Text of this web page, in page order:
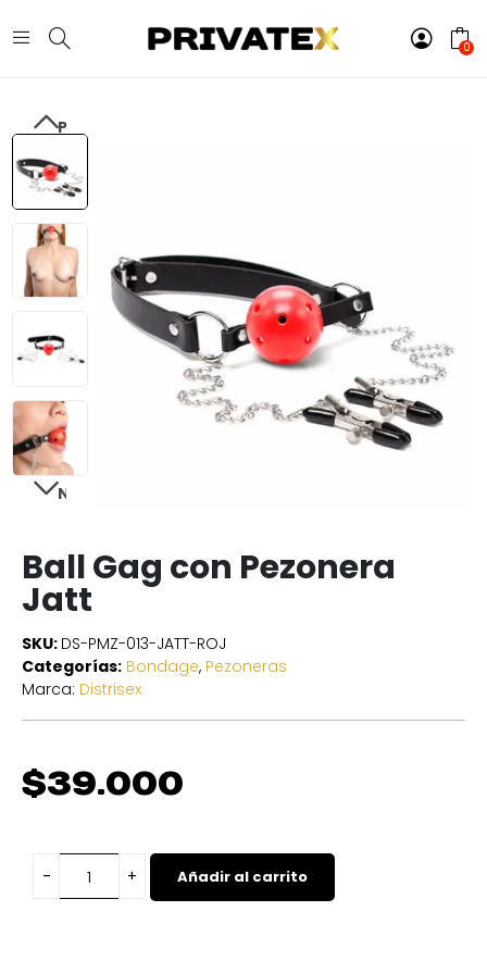
0
PREVIOUS
NEXT
Ball Gag con Pezonera
Jatt
SKU: DS-PMZ-013-JATT-ROJ
Categorías: Bondage, Pezoneras
Marca: Distrisex
$39.000
Añadir al carrito